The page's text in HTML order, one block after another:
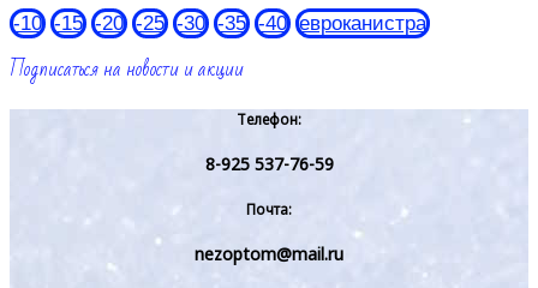
-10 -15 -20 -25 -30 -35 -40 евроканистра
Подписаться на новости и акции
Телефон:
8-925 537-76-59
Почта:
nezoptom@mail.ru